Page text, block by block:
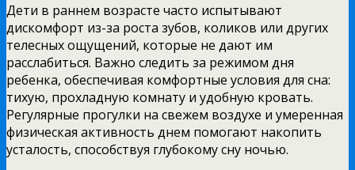
Дети в раннем возрасте часто испытывают
дискомфорт из-за роста зубов, коликов или других
телесных ощущений, которые не дают им
расслабиться. Важно следить за режимом дня
ребенка, обеспечивая комфортные условия для сна:
тихую, прохладную комнату и удобную кровать.
Регулярные прогулки на свежем воздухе и умеренная
физическая активность днем помогают накопить
усталость, способствуя глубокому сну ночью.